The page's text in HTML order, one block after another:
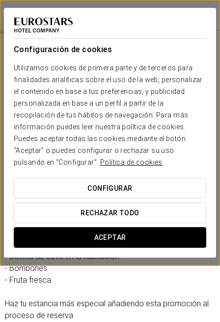
Configuración de cookies
Utilizamos cookies de primera parte y de terceros para
finalidades analíticas sobre el uso de la web, personalizar
el contenido en base a tus preferencias, y publicidad
personalizada en base a un perfil a partir de la
recopilación de tus hábitos de navegación. Para más
información puedes leer nuestra política de cookies.
Puedes aceptar todas las cookies mediante el botón
“Aceptar” o puedes configurar o rechazar su uso
pulsando en “Configurar”.
Política de cookies
CONFIGURAR
RECHAZAR TODO
ACEPTAR
Eurostars Matera La Suite
MATERA
Experiencia Romántica
65 €
Experiencia romántica
Haz que tu estancia aún más especial con nuestra
Experiencia Romántica, diseñada para crear momentos
inolvidables junto a esa persona especial.
- Late check out (hasta las 13:00 bajo disponibilidad).
- Botella de cava en la habitación.
- Bombones.
- Fruta fresca.
Haz tu estancia más especial añadiendo esta promoción al
proceso de reserva.